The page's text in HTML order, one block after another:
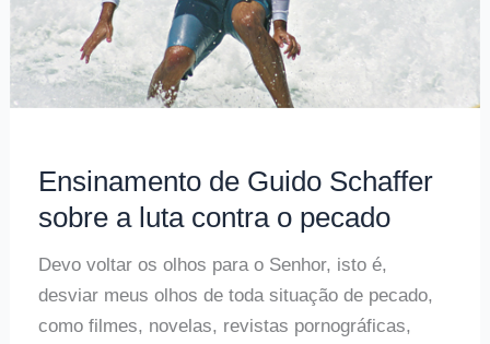
Ensinamento de Guido Schaffer
sobre a luta contra o pecado
Devo voltar os olhos para o Senhor, isto é,
desviar meus olhos de toda situação de pecado,
como filmes, novelas, revistas pornográficas,